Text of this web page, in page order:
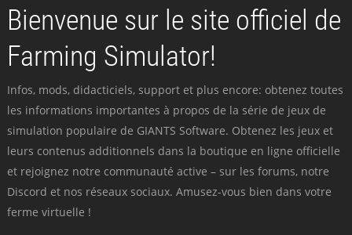
Bienvenue sur le site officiel de
Farming Simulator!
Infos, mods, didacticiels, support et plus encore: obtenez toutes
les informations importantes à propos de la série de jeux de
simulation populaire de GIANTS Software. Obtenez les jeux et
leurs contenus additionnels dans la boutique en ligne officielle
et rejoignez notre communauté active – sur les forums, notre
Discord et nos réseaux sociaux. Amusez-vous bien dans votre
ferme virtuelle !